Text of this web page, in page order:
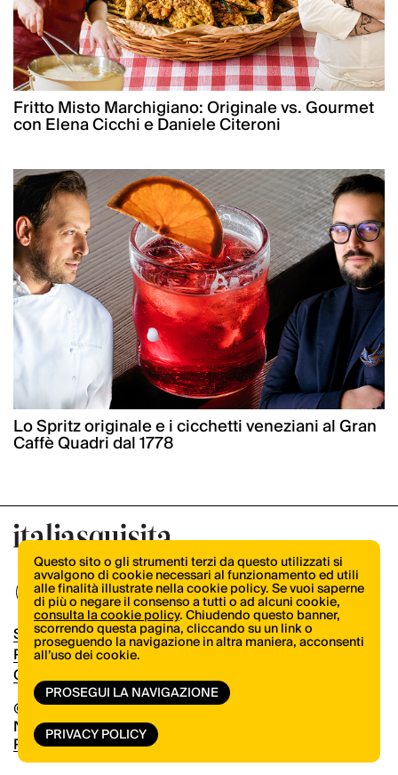
Fritto Misto Marchigiano: Originale vs. Gourmet
con Elena Cicchi e Daniele Citeroni
Lo Spritz originale e i cicchetti veneziani al Gran
Caffè Quadri dal 1778
© Copyright 2026.Vertical.it
N.ro Iscrizione ROC 32504
Privacy Policy
Shop
Pubblicità
Contatti
Questo sito o gli strumenti terzi da questo utilizzati si
avvalgono di cookie necessari al funzionamento ed utili
alle finalità illustrate nella cookie policy. Se vuoi saperne
di più o negare il consenso a tutti o ad alcuni cookie,
consulta la cookie policy. Chiudendo questo banner,
scorrendo questa pagina, cliccando su un link o
proseguendo la navigazione in altra maniera, acconsenti
all’uso dei cookie.
PROSEGUI LA NAVIGAZIONE
PRIVACY POLICY